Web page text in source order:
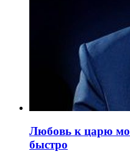
Любовь к царю
быстро